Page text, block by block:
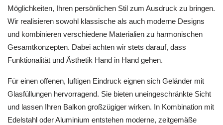
Möglichkeiten, Ihren persönlichen Stil zum Ausdruck zu bringen.
Wir realisieren sowohl klassische als auch moderne Designs
und kombinieren verschiedene Materialien zu harmonischen
Gesamtkonzepten. Dabei achten wir stets darauf, dass
Funktionalität und Ästhetik Hand in Hand gehen.
Für einen offenen, luftigen Eindruck eignen sich Geländer mit
Glasfüllungen hervorragend. Sie bieten uneingeschränkte Sicht
und lassen Ihren Balkon großzügiger wirken. In Kombination mit
Edelstahl oder Aluminium entstehen moderne, zeitgemäße